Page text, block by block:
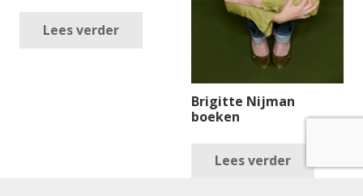
Lees verder
Brigitte Nijman
boeken
Lees verder